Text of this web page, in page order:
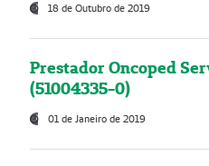
18 de Outubro de 2019
Prestador Oncoped
(51004335-0)
01 de Janeiro de 2019